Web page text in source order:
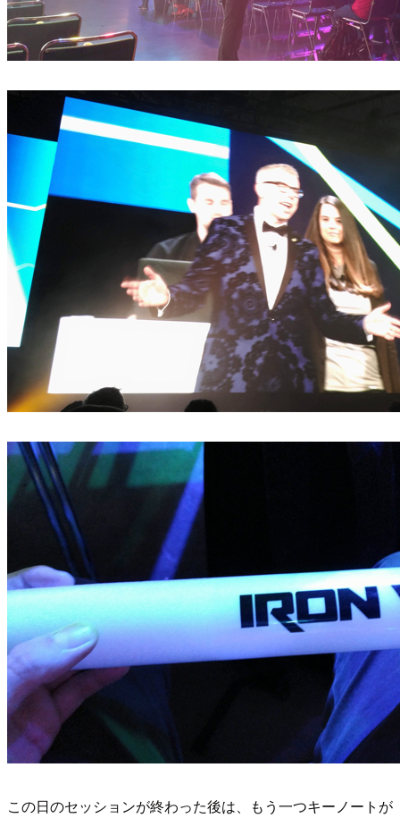
この日のセッションが終わった後は、もう一つキーノートが